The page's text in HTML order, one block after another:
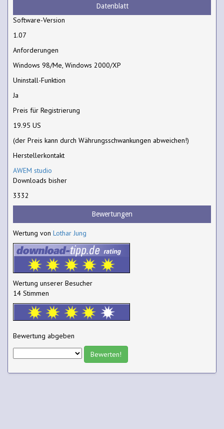
Datenblatt
Software-Version
1.07
Anforderungen
Windows 98/Me, Windows 2000/XP
Uninstall-Funktion
Ja
Preis für Registrierung
19.95 US
(der Preis kann durch Währungsschwankungen abweichen!)
Herstellerkontakt
AWEM studio
Downloads bisher
3332
Bewertungen
Wertung von Lothar Jung
Wertung unserer Besucher
14 Stimmen
Bewertung abgeben